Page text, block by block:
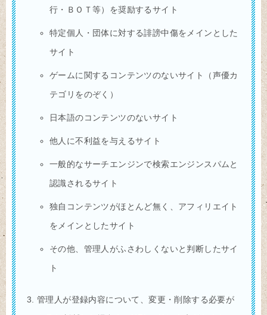
行・ＢＯＴ等）を奨励するサイト
特定個人・団体に対する誹謗中傷をメインとした
サイト
ゲームに関するコンテンツのないサイト（声優カ
テゴリをのぞく）
日本語のコンテンツのないサイト
他人に不利益を与えるサイト
一般的なサーチエンジンで検索エンジンスパムと
認識されるサイト
独自コンテンツがほとんど無く、アフィリエイト
をメインとしたサイト
その他、管理人がふさわしくないと判断したサイ
ト
管理人が登録内容について、変更・削除する必要が